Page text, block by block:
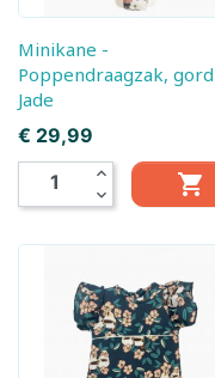
Minikane -
Poppendraagzak,
Jade
Prijs
€ 29,99
expand_less
expand_more
